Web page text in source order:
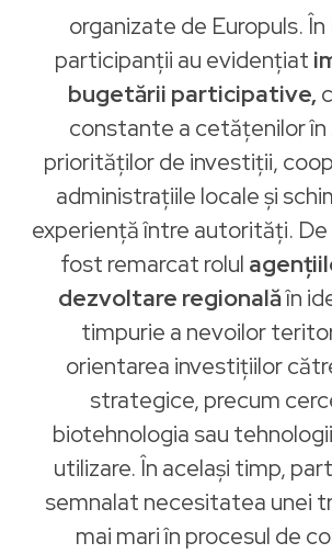
organizate de Europuls. În
participanții au evidențiat
bugetării participative,
constante a cetățenilor în
priorităților de investiții,
administrațiile locale și
experiență între autorități. De
fost remarcat rolul
dezvoltare regionalăîn
timpurie a nevoilor
orientarea investițiilor
strategice, precum
biotehnologia sau
utilizare. În același timp,
semnalat necesitatea unei
mai mari în procesul de